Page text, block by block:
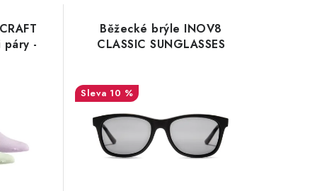
páry -
Běžecké brýle INOV8
CLASSIC SUNGLASSES
10 %